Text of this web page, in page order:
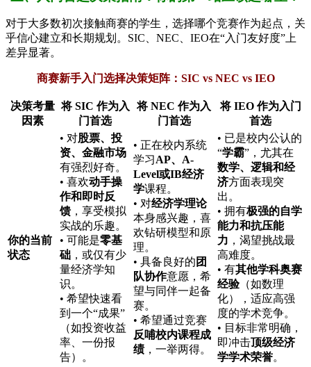
对于大多数初次接触商赛的学生，选择哪个竞赛作为起点，关
乎信心建立和长期规划。SIC、NEC、IEO在“入门友好度”上
差异显著。
商赛新手入门选择决策矩阵：SIC vs NEC vs IEO
决策考量
因素
将 SIC 作为入
门首选
将 NEC 作为入
门首选
将 IEO 作为入门
首选
你的当前
状态
• 对股票、投
资、金融市场
有强烈好奇。
• 喜欢动手操
作和即时反
馈 ，享受模拟
实战的乐趣。
• 可能是零基
础 ，或仅有少
量经济学知
识。
• 希望快速看
到一个“成果”
（如投资收益
率、一份报
告）。
• 正在校内系统
学习AP、A-
Level或IB经济
学课程。
• 对经济学理论
本身感兴趣，喜
欢钻研模型和原
理。
• 具备良好的 团
队协作意愿，希
望与同伴一起备
赛。
• 希望通过竞赛
反哺校内课程成
绩，一举两得。
• 已是校内公认的
“学霸”，尤其在
数学、逻辑和经
济方面表现突
出。
• 拥有极强的自学
能力和抗压能
力 ，渴望挑战最
高难度。
• 有其他学科奥赛
经验（如数理
化），适应高强
度的学术竞争。
• 目标非常明确，
即冲击顶级经济
学学术荣誉。